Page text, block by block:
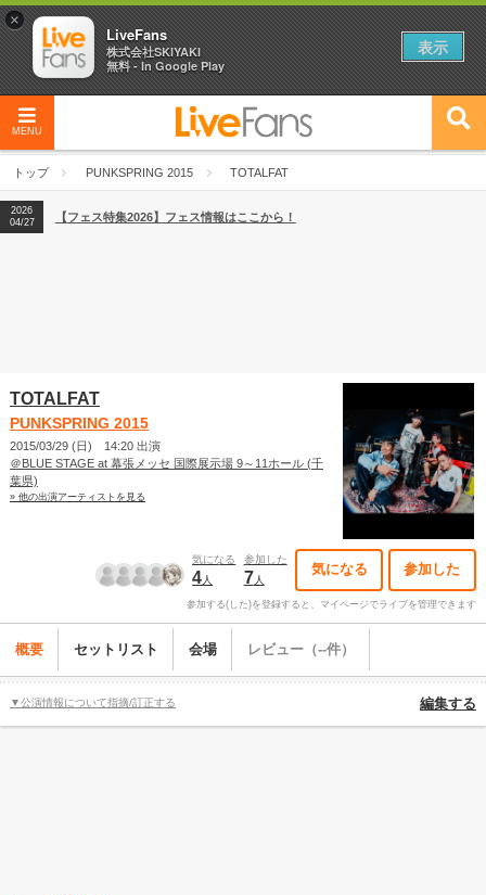
MENU
トップ PUNKSPRING 2015 TOTALFAT
2026
04/27
2026
【ライブ動員ランキング】2026年上半期編発表！
2026
04/27
【フェス特集2026】フェス情報はここから！
TOTALFAT
PUNKSPRING 2015
2015/03/29 (日) 14:20 出演
＠BLUE STAGE at 幕張メッセ 国際展示場 9～11ホール (千
葉県)
» 他の出演アーティストを見る
気になる
4人
参加した
7 人
気になる 参加した
参加する(した)を登録すると、マイページでライブを管理できます
概要 セットリスト 会場 レビュー（--件）
▼公演情報について指摘/訂正する 編集する
×
LiveFans
株式会社SKIYAKI
無料 - In Google Play
表示